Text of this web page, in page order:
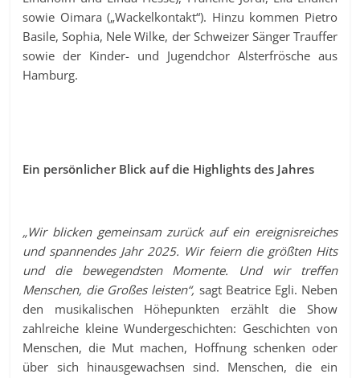
sowie Oimara („Wackelkontakt“). Hinzu kommen Pietro
Basile, Sophia, Nele Wilke, der Schweizer Sänger Trauffer
sowie der Kinder- und Jugendchor Alsterfrösche aus
Hamburg.
Ein persönlicher Blick auf die Highlights des Jahres
„Wir blicken gemeinsam zurück auf ein ereignisreiches
und spannendes Jahr 2025. Wir feiern die größten Hits
und die bewegendsten Momente. Und wir treffen
Menschen, die Großes leisten“, sagt Beatrice Egli. Neben
den musikalischen Höhepunkten erzählt die Show
zahlreiche kleine Wundergeschichten: Geschichten von
Menschen, die Mut machen, Hoffnung schenken oder
über sich hinausgewachsen sind. Menschen, die ein